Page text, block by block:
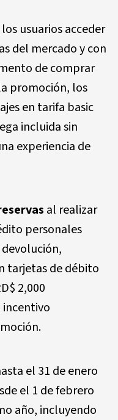
usuarios acceder
del mercado y con
de comprar
promoción, los
en tarifa basic
incluida sin
experiencia de
al realizar
personales
tarjetas de débito
2,000
el 31 de enero
el 1 de febrero
año, incluyendo